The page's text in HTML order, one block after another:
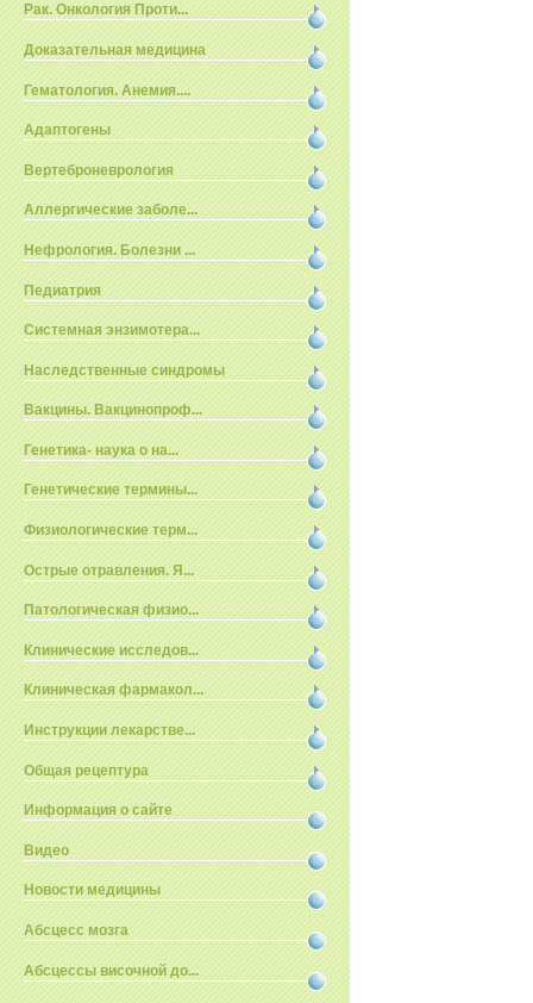
Рак. Онкология Проти...
Доказательная медицина
Гематология. Анемия....
Адаптогены
Вертеброневрология
Аллергические заболе...
Нефрология. Болезни ...
Педиатрия
Системная энзимотера...
Наследственные синдромы
Вакцины. Вакцинопроф...
Генетика- наука о на...
Генетические термины...
Физиологические терм...
Острые отравления. Я...
Патологическая физио...
Клинические исследов...
Клиническая фармакол...
Инструкции лекарстве...
Общая рецептура
Информация о сайте
Видео
Новости медицины
Абсцесс мозга
Абсцессы височной до...